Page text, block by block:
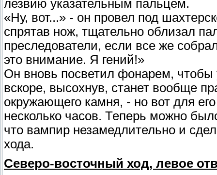
лезвию указательным пальцем.
«Ну, вот...» - он провел под
спрятав нож, тщательно облизал
преследователи, если все же
это внимание. Я гений!»
Он вновь посветил фонарем, чтобы
вскоре, высохнув, станет вообще
окружающего камня, - но вот для
несколько часов. Теперь можно
что вампир незамедлительно и
хода.
Северо-восточный ход, левое